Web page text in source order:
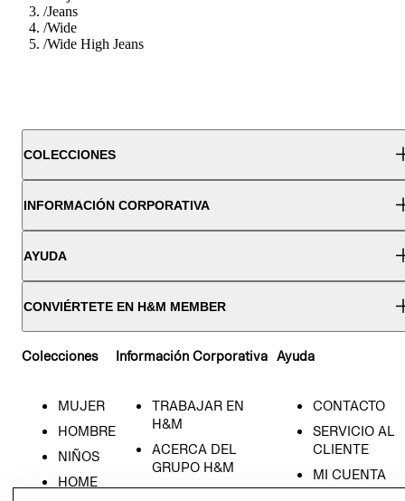
/Jeans
/Wide
/Wide High Jeans
COLECCIONES
INFORMACIÓN CORPORATIVA
AYUDA
CONVIÉRTETE EN H&M MEMBER
Colecciones
MUJER
HOMBRE
NIÑOS
HOME
Información Corporativa
TRABAJAR EN
H&M
ACERCA DEL
GRUPO H&M
RESPONSABILIDAD
Ayuda
CONTACTO
SERVICIO AL
CLIENTE
MI CUENTA